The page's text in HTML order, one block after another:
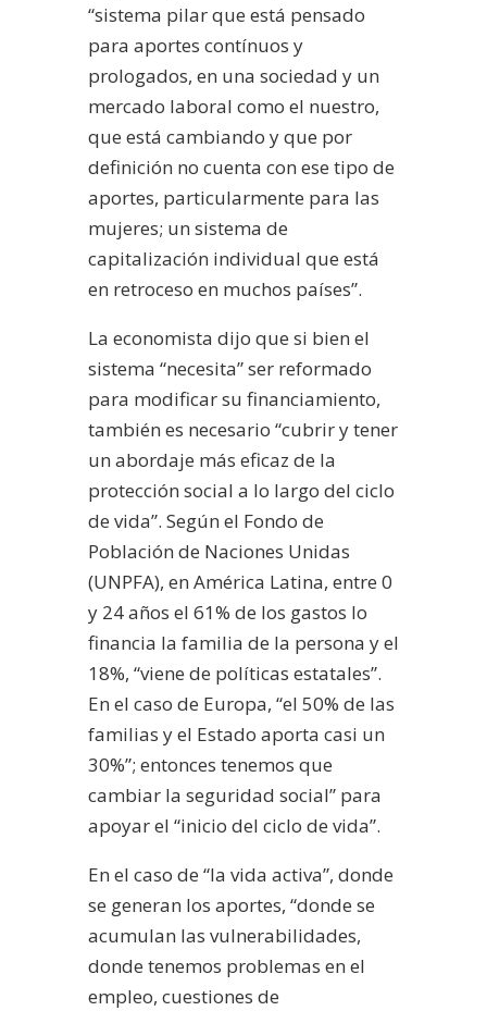
“sistema pilar que está pensado
para aportes contínuos y
prologados, en una sociedad y un
mercado laboral como el nuestro,
que está cambiando y que por
definición no cuenta con ese tipo de
aportes, particularmente para las
mujeres; un sistema de
capitalización individual que está
en retroceso en muchos países”.
La economista dijo que si bien el
sistema “necesita” ser reformado
para modificar su financiamiento,
también es necesario “cubrir y tener
un abordaje más eficaz de la
protección social a lo largo del ciclo
de vida”. Según el Fondo de
Población de Naciones Unidas
(UNPFA), en América Latina, entre 0
y 24 años el 61% de los gastos lo
financia la familia de la persona y el
18%, “viene de políticas estatales”.
En el caso de Europa, “el 50% de las
familias y el Estado aporta casi un
30%”; entonces tenemos que
cambiar la seguridad social” para
apoyar el “inicio del ciclo de vida”.
En el caso de “la vida activa”, donde
se generan los aportes, “donde se
acumulan las vulnerabilidades,
donde tenemos problemas en el
empleo, cuestiones de